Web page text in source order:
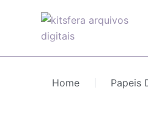
conteúdo
Home Papeis